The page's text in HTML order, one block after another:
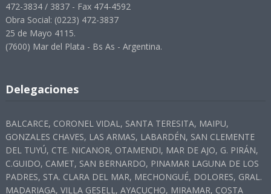
472-3834 / 3837 - Fax 474-4592
Obra Social: (0223) 472-3837
25 de Mayo 4115.
(7600) Mar del Plata - Bs As - Argentina.
Delegaciones
BALCARCE, CORONEL VIDAL, SANTA TERESITA, MAIPU,
GONZALES CHAVES, LAS ARMAS, LABARDÉN, SAN CLEMENTE
DEL TUYÚ, CTE. NICANOR, OTAMENDI, MAR DE AJO, G. PIRÁN,
C.GUIDO, CAMET, SAN BERNARDO, PINAMAR LAGUNA DE LOS
PADRES, STA. CLARA DEL MAR, MECHONGUÉ, DOLORES, GRAL.
MADARIAGA, VILLA GESELL, AYACUCHO, MIRAMAR, COSTA